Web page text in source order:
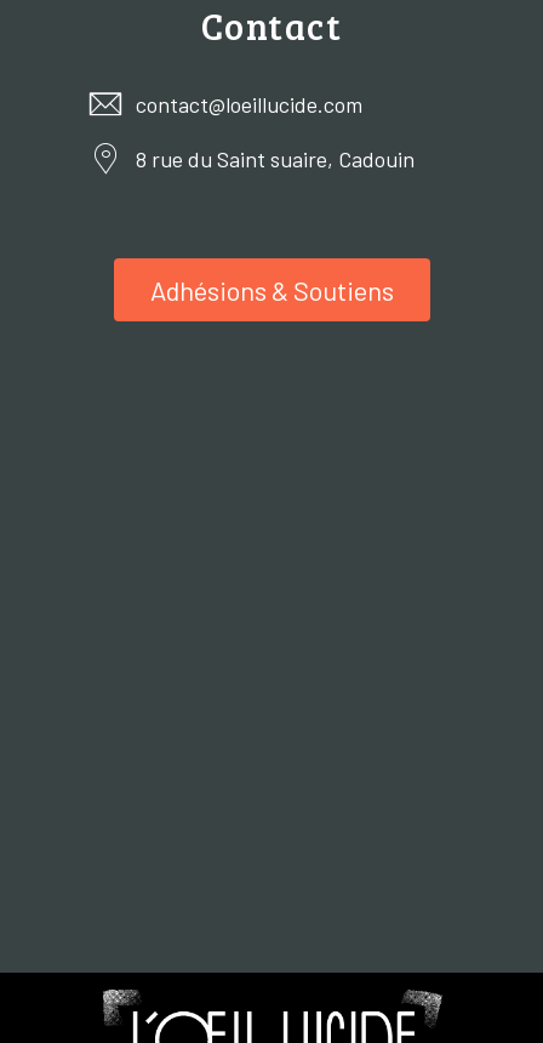
Contact
contact@loeillucide.com
8 rue du Saint suaire, Cadouin
Adhésions & Soutiens